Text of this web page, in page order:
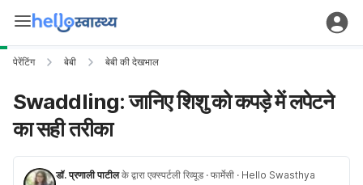
पेरेंटिंग बेबी बेबी की देखभाल
Swaddling: जानिए शिशु को कपड़े में लपेटने
का सही तरीका
डॉ. प्रणाली पाटीलके द्वारा एक्स्पर्टली रिव्यूड · फार्मेसी · Hello Swasthya